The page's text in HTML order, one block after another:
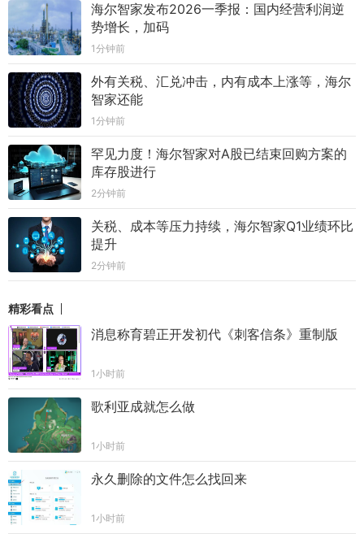
海尔智家发布2026一季报：国内经营利润逆
势增长，加码
1分钟前
外有关税、汇兑冲击，内有成本上涨等，海尔
智家还能
1分钟前
罕见力度！海尔智家对A股已结束回购方案的
库存股进行
2分钟前
关税、成本等压力持续，海尔智家Q1业绩环比
提升
2分钟前
精彩看点
消息称育碧正开发初代《刺客信条》重制版
1小时前
歌利亚成就怎么做
1小时前
永久删除的文件怎么找回来
1小时前